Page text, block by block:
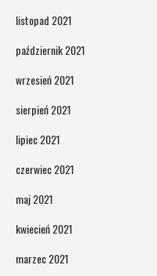
listopad 2021
październik 2021
wrzesień 2021
sierpień 2021
lipiec 2021
czerwiec 2021
maj 2021
kwiecień 2021
marzec 2021